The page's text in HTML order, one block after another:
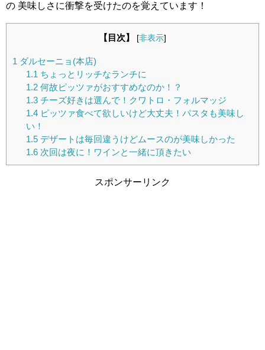
の 美味しさに衝撃を受けたのを覚えています！
【目次】 [非表示]
1 ダルセーニョ(本店)
1.1 ちょっとリッチなランチに
1.2何故ピッツァがおすすめなのか！？
1.3チーズ好きは選んで！クワトロ・フォルマッジ
1.4ピッツァ食べて欲しいけど大丈夫！パスタも美味し
い！
1.5デザートは毎回違うけどムースのが美味しかった
1.6次回は夜に！ワインと一緒に頂きたい
スポンサーリンク